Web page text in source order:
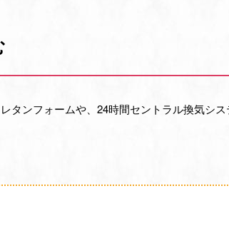
タンフォームや、24時間セントラル換気シ